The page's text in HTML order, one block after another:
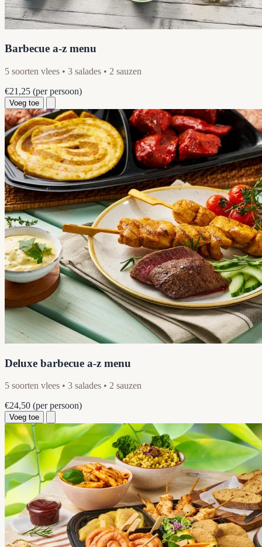
Barbecue a-z menu
5 soorten vlees • 3 salades • 2 sauzen
€21,25 (per persoon)
Voeg toe
Deluxe barbecue a-z menu
5 soorten vlees • 3 salades • 2 sauzen
€24,50 (per persoon)
Voeg toe